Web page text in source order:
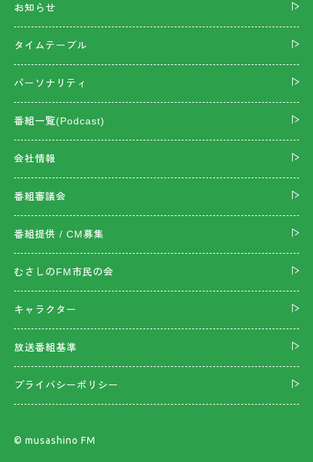
お知らせ
タイムテーブル
パーソナリティ
番組一覧(Podcast)
会社情報
番組審議会
番組提供 / CM募集
むさしのFM市民の会
キャラクター
放送番組基準
プライバシーポリシー
©︎ musashino FM